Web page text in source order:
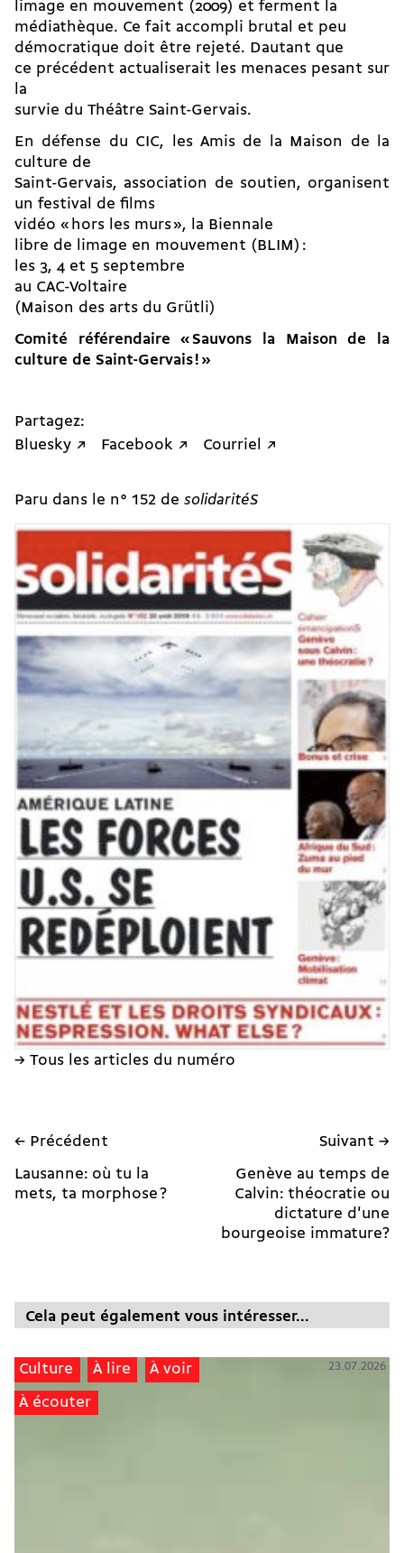
limage en mouvement (2009) et ferment la
médiathèque. Ce fait accompli brutal et peu
démocratique doit être rejeté. Dautant que
ce précédent actualiserait les menaces pesant sur
la
survie du Théâtre Saint-Gervais.
En défense du CIC, les Amis de la Maison de la
culture de
Saint-Gervais, association de soutien, organisent
un festival de films
vidéo « hors les murs », la Biennale
libre de limage en mouvement (BLIM) :
les 3, 4 et 5 septembre
au CAC-Voltaire
(Maison des arts du Grütli)
Comité référendaire « Sauvons la Maison de la
culture de Saint-Gervais ! »
Partagez:
Bluesky ↗
Facebook ↗ Courriel ↗
Paru dans le n° 152 de solidaritéS
→ Tous les articles du numéro
← Précédent
Lausanne: où tu la
mets, ta morphose ?
Suivant →
Genève au temps de
Calvin: théocratie ou
dictature d'une
bourgeoise immature?
Cela peut également vous intéresser...
Culture À lire À voir
À écouter
23.07.2026